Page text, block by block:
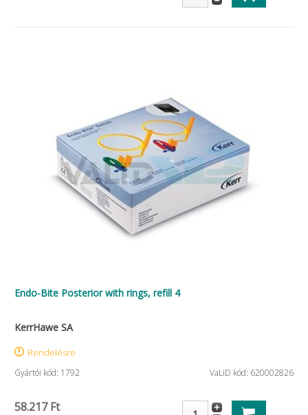
Endo-Bite Posterior with rings, refill 4
KerrHawe SA
Rendelésre
Gyártói kód: 1792 VaLiD kód: 620002826
58.217 Ft